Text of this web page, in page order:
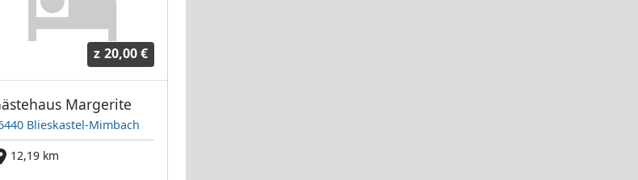
z 20,00 €
Margerite
Blieskastel-Mimbach
12,19 km